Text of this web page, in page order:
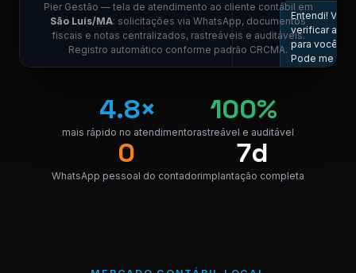
Entendi! Vou
verificar aqui
para você.
Pode me
Competência
05/2026, por
favor.
11:01
Pier Gestão — tela de atendimento ao cliente contábil em
São Luís/MA: solicitações via WhatsApp, documentos
fiscais e notas centralizados, rastreáveis e auditáveis.
Registro automático conforme padrão CRCMA.
4.8×
mais rápido no atendimento
100%
rastreável e auditável
0
WhatsApp pessoal do contador
7d
implantação completa